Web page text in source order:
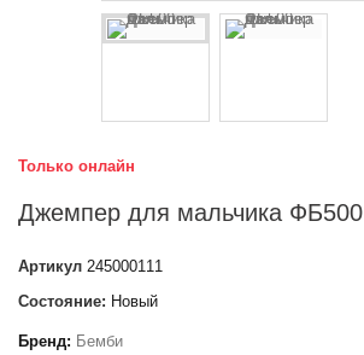
Только онлайн
Джемпер для мальчика ФБ500
Артикул 245000111
Состояние: Новый
Бренд: Бемби